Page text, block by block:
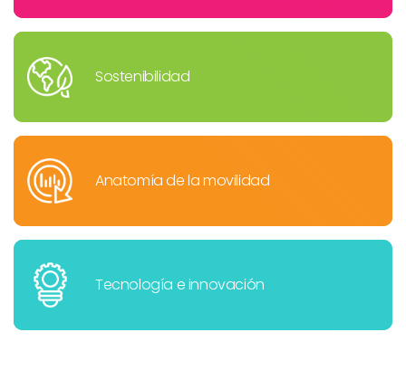
Sostenibilidad
Anatomía de la movilidad
Tecnología e innovación